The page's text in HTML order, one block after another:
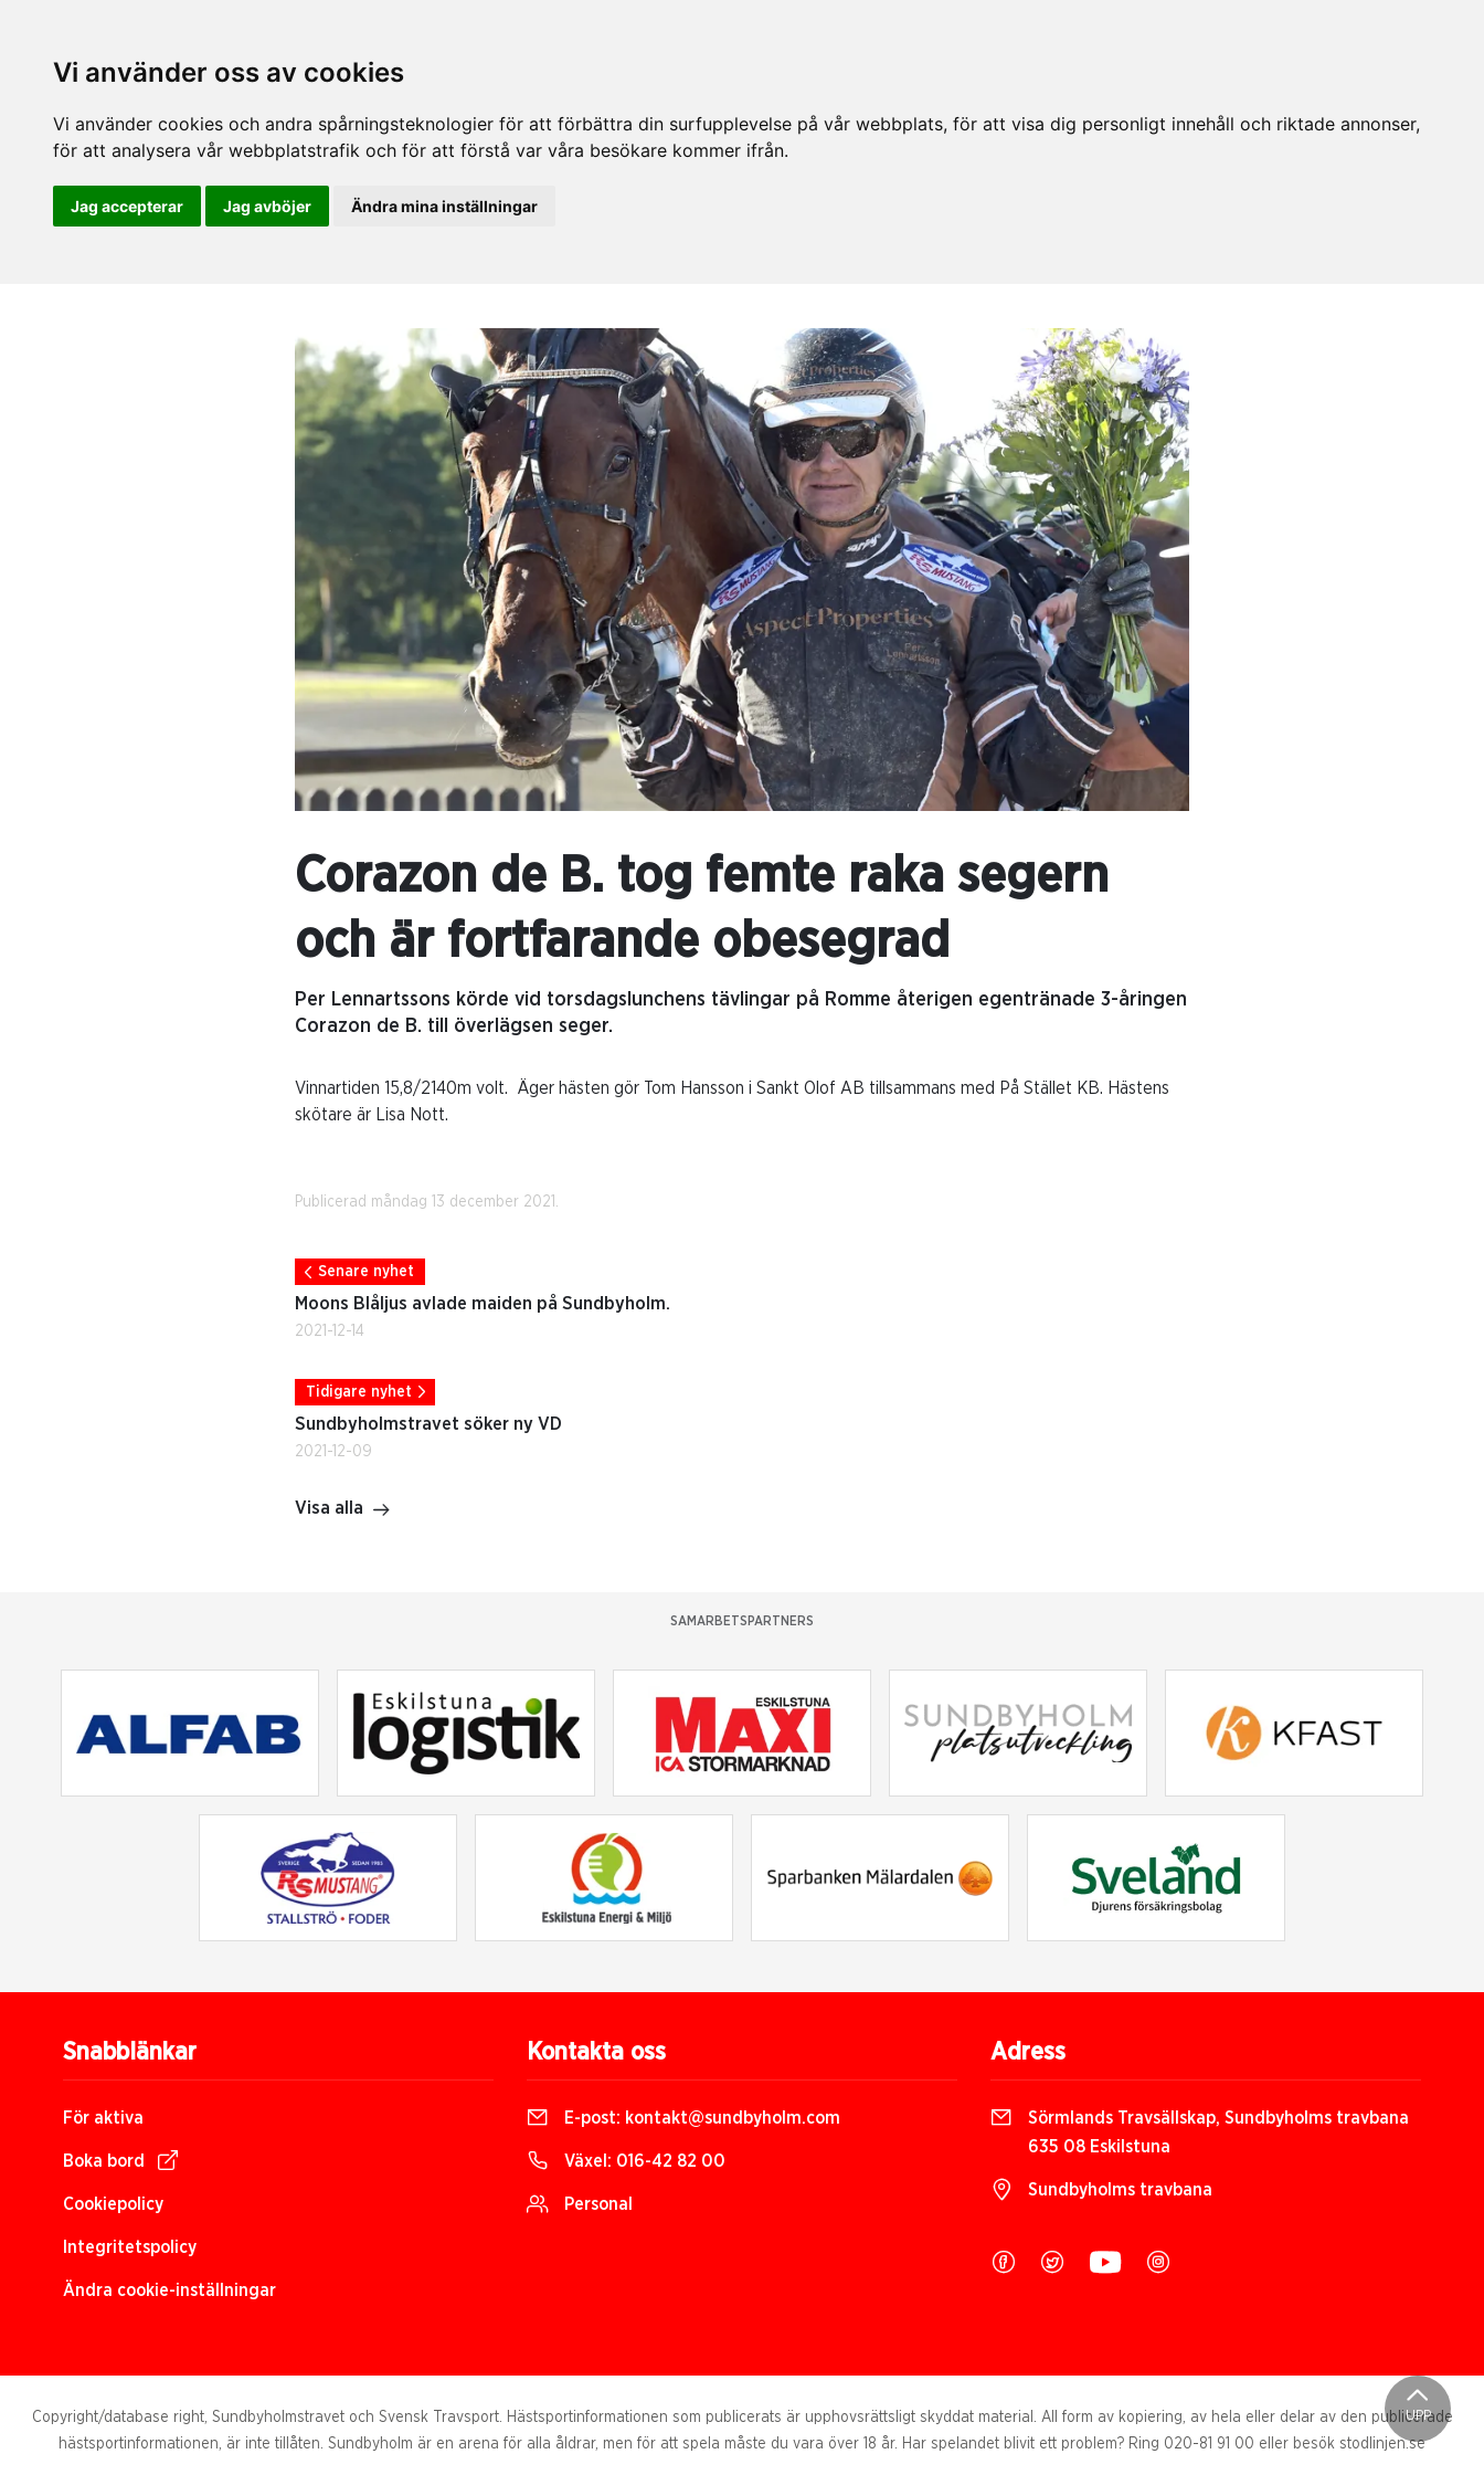
Vi använder oss av cookies
Vi använder cookies och andra spårningsteknologier för att förbättra din surfupplevelse på vår webbplats, för att visa dig personligt innehåll och riktade annonser,
för att analysera vår webbplatstrafik och för att förstå var våra besökare kommer ifrån.
Jag accepterar Jag avböjer Ändra mina inställningar
Corazon de B. tog femte raka segern
och är fortfarande obesegrad
Per Lennartssons körde vid torsdagslunchens tävlingar på Romme återigen egentränade 3-åringen
Corazon de B. till överlägsen seger.
Vinnartiden 15,8/2140m volt. Äger hästen gör Tom Hansson i Sankt Olof AB tillsammans med På Stället KB. Hästens
skötare är Lisa Nott.
Publicerad måndag 13 december 2021.
Senare nyhet
Moons Blåljus avlade maiden på Sundbyholm.
2021-12-14
Tidigare nyhet
Sundbyholmstravet söker ny VD
2021-12-09
Visa alla
SAMARBETSPARTNERS
Snabblänkar
För aktiva
Boka bord
Cookiepolicy
Integritetspolicy
Ändra cookie-inställningar
Kontakta oss
E-post: kontakt@sundbyholm.com
Växel: 016-42 82 00
Personal
Adress
Sörmlands Travsällskap, Sundbyholms travbana
635 08 Eskilstuna
Sundbyholms travbana
UPP
Copyright/database right, Sundbyholmstravet och Svensk Travsport. Hästsportinformationen som publicerats är upphovsrättsligt skyddat material. All form av kopiering, av hela eller delar av den publicerade
hästsportinformationen, är inte tillåten. Sundbyholm är en arena för alla åldrar, men för att spela måste du vara över 18 år. Har spelandet blivit ett problem? Ring 020-81 91 00 eller besök stodlinjen.se